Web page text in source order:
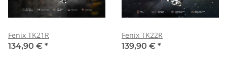
Fenix TK21R
134,90 € *
Fenix TK22R
139,90 € *